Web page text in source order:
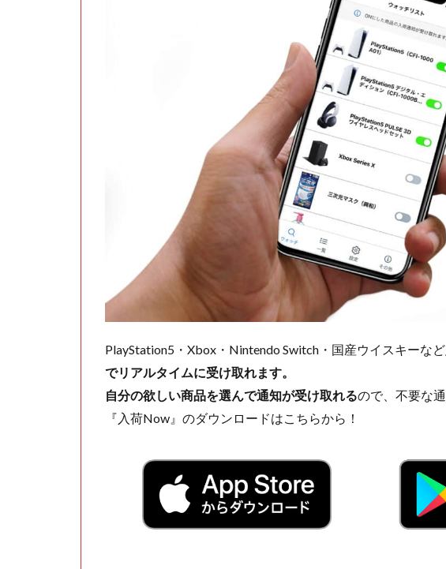
PlayStation5・Xbox・Nintendo Switch・国産ウイスキーなど
でリアルタイムに受け取れます。
自分の欲しい商品を選んで通知が受け取れるので、不要な
『入荷Now』のダウンロードはこちらから！